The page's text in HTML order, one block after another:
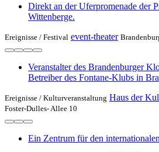
Direkt an der Uferpromenade der
Wittenberge.
Ereignisse / Festival event-theater
Veranstalter des Brandenburger
Betreiber des Fontane-Klubs in
Ereignisse / Kulturveranstaltung Haus der
Foster-Dulles- Allee 10
Ein Zentrum für den